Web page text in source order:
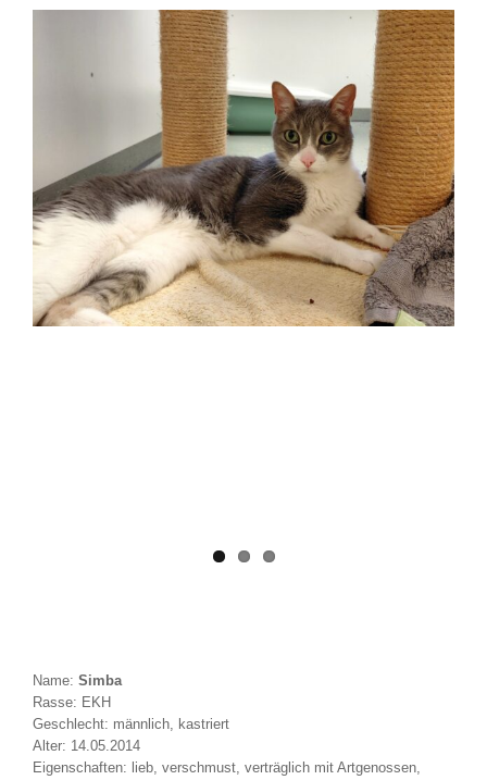
Name: Simba
Rasse: EKH
Geschlecht: männlich, kastriert
Alter: 14.05.2014
Eigenschaften: lieb, verschmust, verträglich mit Artgenossen,